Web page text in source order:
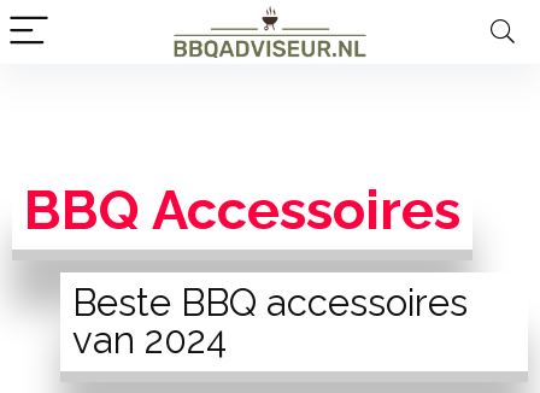
BBQ Accessoires
Beste BBQ accessoires
van 2024